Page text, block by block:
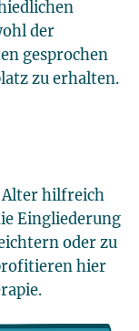
der
gesprochen
zu erhalten.
Alter hilfreich
Eingliederung
oder zu
hier